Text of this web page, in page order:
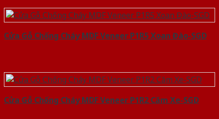
Cửa Gỗ Chống Cháy MDF Veneer P1R5 Xoan Đào-SGD
Cửa Gỗ Chống Cháy MDF Veneer P1R2 Căm Xe-SGD